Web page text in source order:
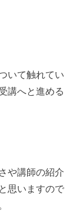
いて触れてい
講へと進める
や講師の紹介
思いますので